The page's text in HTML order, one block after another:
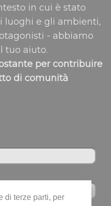
in cui è stato
luoghi e gli ambienti,
- abbiamo
tuo aiuto.
per contribuire
di comunità
di terze parti, per